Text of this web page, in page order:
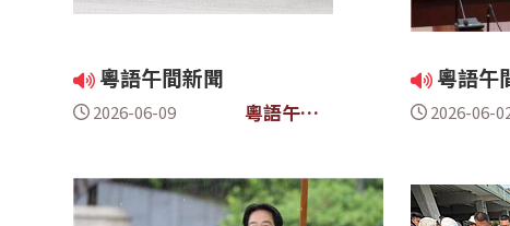
粵語午間新聞
2026-06-09
粵語午間
粵語午
2026-06-